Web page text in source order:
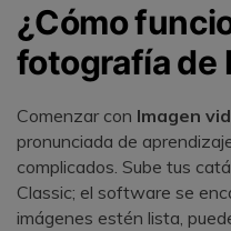
¿Cómo
fotografía de
Comenzar con Imagen
pronunciada de
complicados. Sube tus
Classic; el software se
imágenes estén lista,